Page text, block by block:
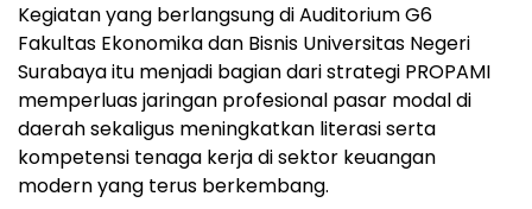
Kegiatan yang berlangsung di Auditorium G6
Fakultas Ekonomika dan Bisnis Universitas Negeri
Surabaya itu menjadi bagian dari strategi PROPAMI
memperluas jaringan profesional pasar modal di
daerah sekaligus meningkatkan literasi serta
kompetensi tenaga kerja di sektor keuangan
modern yang terus berkembang.